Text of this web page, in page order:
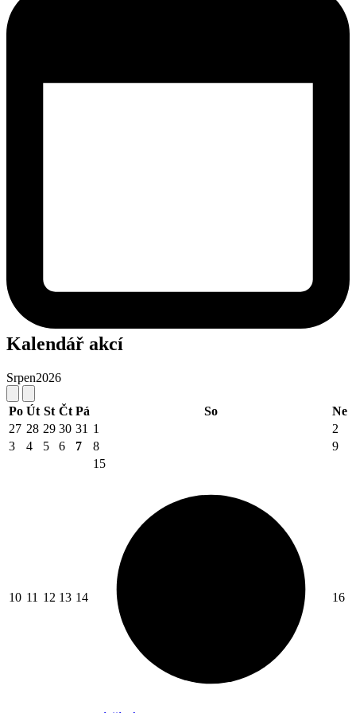
Kalendář akcí
Srpen2026
Po Út St Čt Pá So
Ne
27 28 29 30 31 1
2
3
4 5 6 7 8 9
10 11 12 13 14
15
16